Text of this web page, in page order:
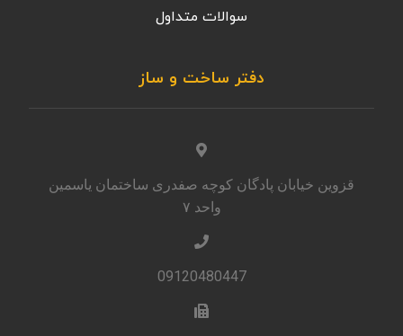
سوالات متداول
دفتر ساخت و ساز
قزوین خیابان پادگان کوچه صفدری ساختمان یاسمین
واحد ۷
09120480447